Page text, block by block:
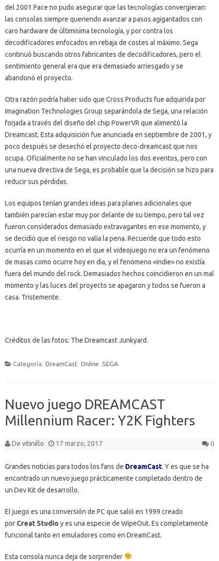
del 2001 Pace no pudo asegurar que las tecnologías convergieran:
las consolas siempre queriendo avanzar a pasos agigantados con
caro hardware de últimisima tecnología, y por contra los
decodificadores enfocados en rebaja de costes al máximo. Sega
continuó buscando otros fabricantes de decodificadores, pero el
sentimiento general era que era demasiado arriesgado y se
abandonó el proyecto.
Otra razón podría haber sido que Cross Products fue adquirida por
Imagination Technologies Group separándola de Sega, una relación
forjada a través del diseño del chip PowerVR que alimentó la
Dreamcast. Esta adquisición fue anunciada en septiembre de 2001, y
poco después se desechó el proyecto deco-dreamcast que nos
ocupa. Oficialmente no se han vinculado los dos eventos, pero con
una nueva directiva de Sega, es probable que la decisión se hizo para
reducir sus pérdidas.
Los equipos tenían grandes ideas para planes adicionales que
también parecían estar muy por delante de su tiempo, pero tal vez
fueron considerados demasiado extravagantes en ese momento, y
se decidió que el riesgo no valía la pena. Recuerde que todo esto
ocurría en un momento en el que el videojuego no era un fenómeno
de masas como ocurre hoy en dia, y el fenómeno «indie» no existía
fuera del mundo del rock. Demasiados hechos coincidieron en un mal
momento y las luces del proyecto se apagaron y todos se fueron a
casa. Tristemente.
Créditos de las fotos: The Dreamcast Junkyard.
Categoría: DreamCast Online SEGA
Nuevo juego DREAMCAST
Millennium Racer: Y2K Fighters
De vitinillo 17 marzo, 2017 0
Grandes noticias para todos los fans de DreamCast. Y es que se ha
encontrado un nuevo juego prácticamente completado dentro de
un Dev Kit de desarrollo.
El juego es una conversión de PC que salió en 1999 creado
por Creat Studio y es una especie de WipeOut. Es completamente
funcional tanto en emuladores como en DreamCast.
Esta consola nunca deja de sorprender